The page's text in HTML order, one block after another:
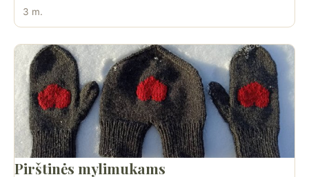
3 m.
Pirštinės mylimukams